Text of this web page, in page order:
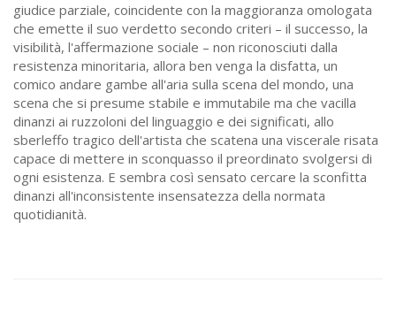
giudice parziale, coincidente con la maggioranza omologata
che emette il suo verdetto secondo criteri – il successo, la
visibilità, l'affermazione sociale – non riconosciuti dalla
resistenza minoritaria, allora ben venga la disfatta, un
comico andare gambe all'aria sulla scena del mondo, una
scena che si presume stabile e immutabile ma che vacilla
dinanzi ai ruzzoloni del linguaggio e dei significati, allo
sberleffo tragico dell'artista che scatena una viscerale risata
capace di mettere in sconquasso il preordinato svolgersi di
ogni esistenza. E sembra così sensato cercare la sconfitta
dinanzi all'inconsistente insensatezza della normata
quotidianità.